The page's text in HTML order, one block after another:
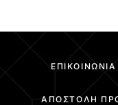
ΕΠΙΚΟΙΝΩΝΊΑ
ΑΠΟΣΤΟΛΉ